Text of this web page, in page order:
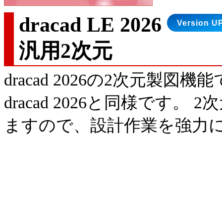
dracad LE 2026
汎用2次元
dracad 2026の2次元製図機
dracad 2026と同様です。 2
ますので、設計作業を強力